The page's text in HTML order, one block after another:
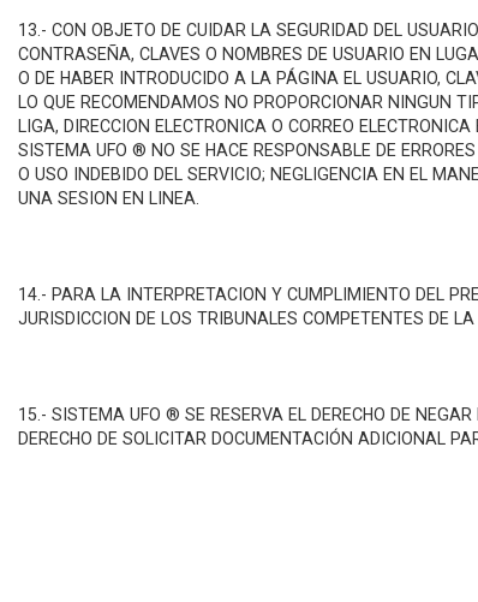
13.- CON OBJETO DE CUIDAR LA SEGURIDAD DEL
CONTRASEÑA, CLAVES O NOMBRES DE USUARIO EN
O DE HABER INTRODUCIDO A LA PÁGINA EL USUARIO,
LO QUE RECOMENDAMOS NO PROPORCIONAR NINGUN
LIGA, DIRECCION ELECTRONICA O CORREO
SISTEMA UFO ® NO SE HACE RESPONSABLE DE
O USO INDEBIDO DEL SERVICIO; NEGLIGENCIA EN EL
UNA SESION EN LINEA.
14.- PARA LA INTERPRETACION Y CUMPLIMIENTO DEL
JURISDICCION DE LOS TRIBUNALES COMPETENTES DE LA
15.- SISTEMA UFO ® SE RESERVA EL DERECHO DE
DERECHO DE SOLICITAR DOCUMENTACIÓN ADICIONAL